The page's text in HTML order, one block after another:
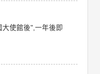
使館後",一年後即